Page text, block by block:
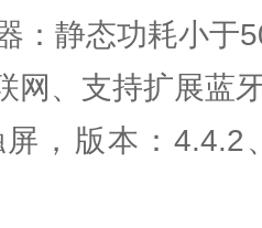
：静态功耗小于
网、支持扩展蓝
，版本：